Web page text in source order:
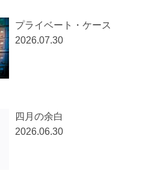
プライベート・ケース
2026.07.30
四月の余白
2026.06.30